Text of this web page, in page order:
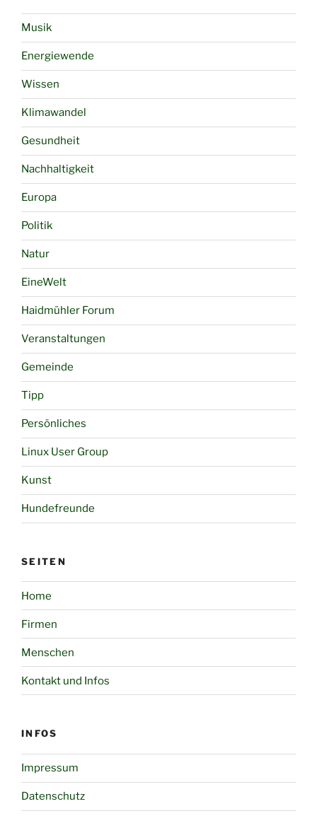
Musik
Energiewende
Wissen
Klimawandel
Gesundheit
Nachhaltigkeit
Europa
Politik
Natur
EineWelt
Haidmühler Forum
Veranstaltungen
Gemeinde
Tipp
Persönliches
Linux User Group
Kunst
Hundefreunde
SEITEN
Home
Firmen
Menschen
Kontakt und Infos
INFOS
Impressum
Datenschutz